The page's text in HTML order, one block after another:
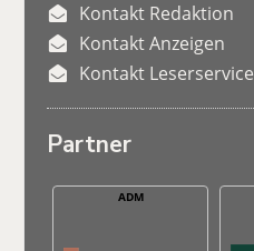
Kontakt Redaktion
Kontakt Anzeigen
Kontakt Leserservice
Partner
ADM